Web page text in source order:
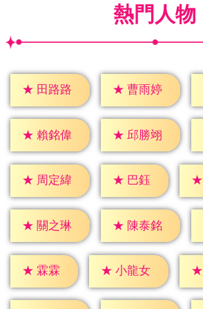
熱門人物
★ 田路路 ★ 曹雨婷
★ 賴銘偉 ★ 邱勝翊
★ 周定緯 ★ 巴鈺 ★
★ 關之琳 ★ 陳泰銘
★ 霖霖 ★ 小龍女 ★